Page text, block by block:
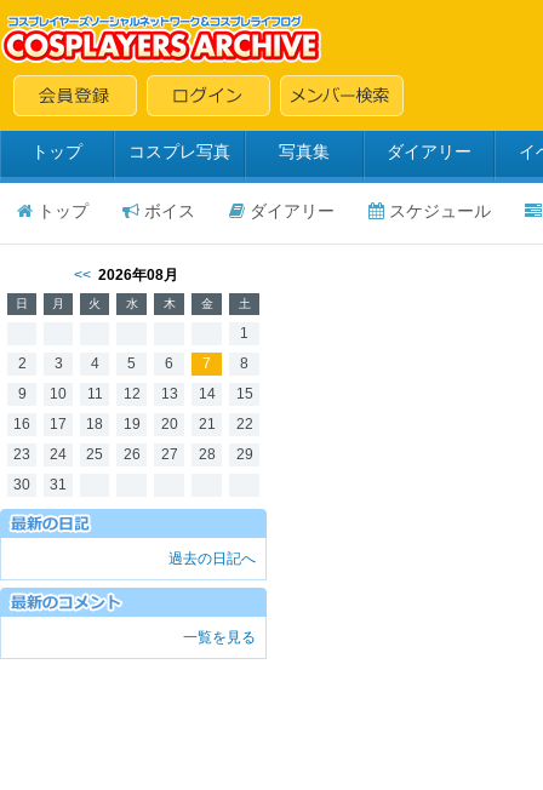
トップ コスプレ写真 写真集 ダイアリー イ
トップ ボイス ダイアリー スケジュール
<< 2026年08月
日 月 火 水 木 金 土
1
2
3 4 5 6 7
8
9
10 11 12 13 14
15
16
17 18 19 20 21
22
23
24 25 26 27 28
29
30
31
過去の日記へ
一覧を見る